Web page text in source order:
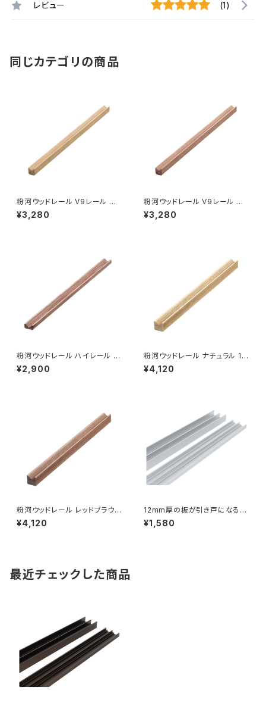
レビュー (1)
同じカテゴリの商品
粉河ウッドレール V9レール ナ
チュラル 9×9×1930（999-00
504）業販専用（個人宅配送不
¥3,280
粉河ウッドレール V9レール レッ
ドブラウン 9×9×1930（999-0
0503）業販専用（個人宅配送不
¥3,280
粉河ウッドレール ハイレール レ
ッドブラウン 6×12×1930（999
-00502）業販専用（個人宅配送
¥2,900
粉河ウッドレール ナチュラル 12
×12×1930（999-00501）業販
専用（個人宅配送不可）
¥4,120
粉河ウッドレール レッドブラウン
12×12×1930（999-00500）
業販専用（個人宅配送不可）
¥4,120
12mm厚の板が引き戸になるレ
ール 900mm シルバー
¥1,580
最近チェックした商品